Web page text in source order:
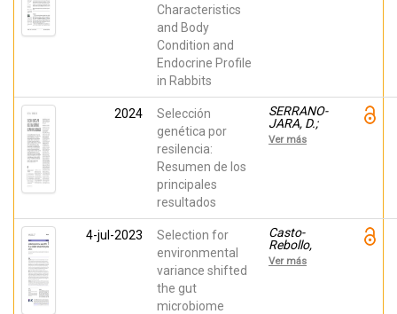
Characteristics
and Body
Condition and
Endocrine Profile
in Rabbits
2024
Selección
genética por
resilencia:
Resumen de los
principales
resultados
SERRANO-
JARA, D.;
Agea, Iván;
Argente
Ver más
4-jul-2023
Selection for
environmental
variance shifted
the gut
microbiome
Casto-
Rebollo,
Cristina;
Argente,
Ver más